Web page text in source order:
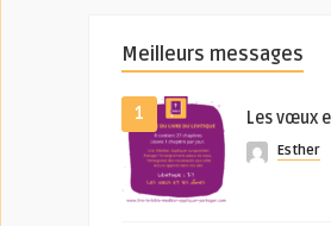
Meilleurs messages
1 Les vœux
Esther